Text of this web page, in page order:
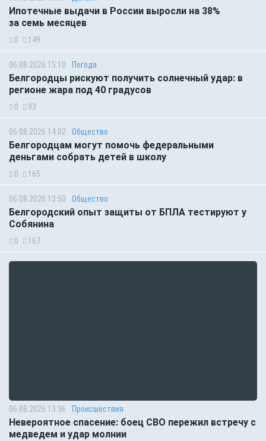
Ипотечные выдачи в России выросли на 38%
за семь месяцев
0 149
06.08.2026 15:10 Погода
Белгородцы рискуют получить солнечный удар: в
регионе жара под 40 градусов
0 93
06.08.2026 14:02 Общество
Белгородцам могут помочь федеральными
деньгами собрать детей в школу
0 165
06.08.2026 13:50 Общество
Белгородский опыт защиты от БПЛА тестируют у
Собянина
0 167
06.08.2026 13:36 Происшествия
Невероятное спасение: боец СВО пережил встречу с
медведем и удар молнии